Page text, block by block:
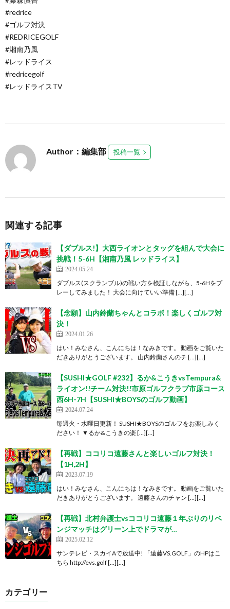
#redrice
#ゴルフ対決
#REDRICEGOLF
#湘南乃風
#レッドライス
#redricegolf
#レッドライスTV
Author：編集部 投稿一覧
関連する記事
【ダブルス!】大西ライオンとタッグを組んで大会に
挑戦！5-6H【湘南乃風 レッドライス】
2024.05.24
ダブルス(スクランブル)の戦い方を検証しながら、5-6Hをプ
レーしてみました！ 大会に向けていい準備 […][…]
【念願】山内鈴蘭ちゃんとコラボ！楽しくゴルフ対
決！
2024.01.26
はい！みなさん、こんにちは！なみきです。 動画をご覧いた
だきありがとうございます。 山内鈴蘭さんのチ […][…]
【SUSHI★GOLF #232】るか&こうきvsTempura&
ライオン!!チーム対決!!市原ゴルフクラブ市原コース
西6H-7H【SUSHI★BOYSのゴルフ動画】
2024.07.24
毎週火・水曜日更新！ SUSHI★BOYSのゴルフをお楽しみく
ださい！ ▼るか&こうきの楽 […][…]
【再戦】ココリコ遠藤さんと楽しいゴルフ対決！
【1H,2H】
2023.07.19
はい！みなさん、こんにちは！なみきです。 動画をご覧いた
だきありがとうございます。 遠藤さんのチャン […][…]
【再戦】北村弁護士vsココリコ遠藤１年ぶりのリベ
ンジマッチはグリーン上でドラマが…
2025.02.12
サンテレビ・スカイAで放送中! 「遠藤VS.GOLF」のHPはこ
ちら http://evs.golf […][…]
カテゴリー